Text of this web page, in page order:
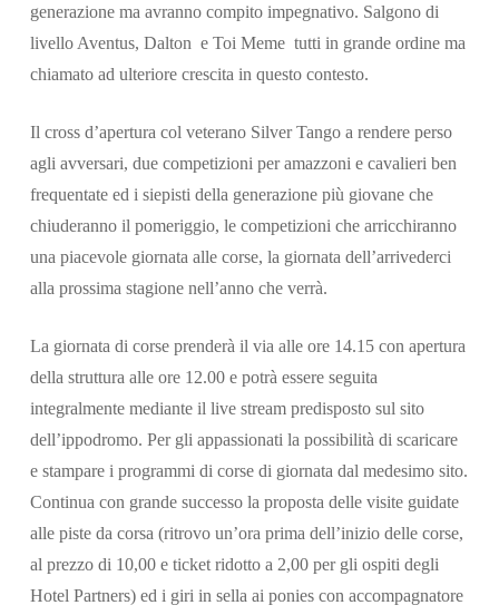
generazione ma avranno compito impegnativo. Salgono di
livello Aventus, Dalton e Toi Meme tutti in grande ordine ma
chiamato ad ulteriore crescita in questo contesto.
Il cross d’apertura col veterano Silver Tango a rendere perso
agli avversari, due competizioni per amazzoni e cavalieri ben
frequentate ed i siepisti della generazione più giovane che
chiuderanno il pomeriggio, le competizioni che arricchiranno
una piacevole giornata alle corse, la giornata dell’arrivederci
alla prossima stagione nell’anno che verrà.
La giornata di corse prenderà il via alle ore 14.15 con apertura
della struttura alle ore 12.00 e potrà essere seguita
integralmente mediante il live stream predisposto sul sito
dell’ippodromo. Per gli appassionati la possibilità di scaricare
e stampare i programmi di corse di giornata dal medesimo sito.
Continua con grande successo la proposta delle visite guidate
alle piste da corsa (ritrovo un’ora prima dell’inizio delle corse,
al prezzo di 10,00 e ticket ridotto a 2,00 per gli ospiti degli
Hotel Partners) ed i giri in sella ai ponies con accompagnatore